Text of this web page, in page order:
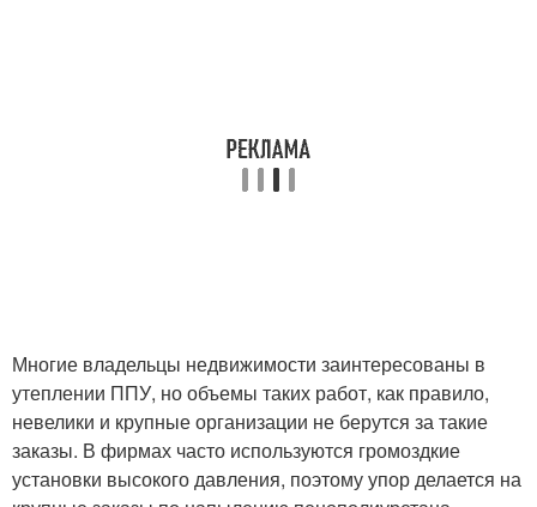
Многие владельцы недвижимости заинтересованы в
утеплении ППУ, но объемы таких работ, как правило,
невелики и крупные организации не берутся за такие
заказы. В фирмах часто используются громоздкие
установки высокого давления, поэтому упор делается на